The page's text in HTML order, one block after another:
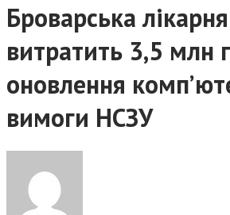
Броварська лікарня
витратить 3,5 млн
оновлення
вимоги НСЗУ